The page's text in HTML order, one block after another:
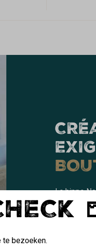
La hippe
opgericht
creatieve
talenten,
te bezoeken.